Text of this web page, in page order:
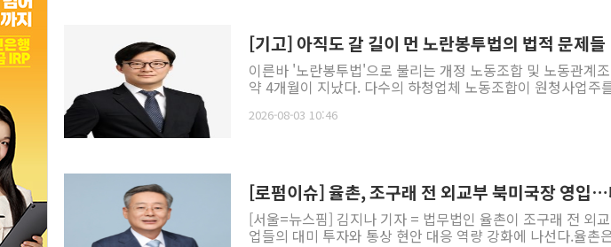
[기고] 아직도 갈 길이 먼 노란봉투법의 법적 문제들
이른바 '노란봉투법'으로 불리는 개정 노동조합 및 노동관계
약 4개월이 지났다. 다수의 하청업체 노동조합이 원청사업주
2026-08-03 10:46
[로펌이슈] 율촌, 조구래 전 외교부 북미국장 영입
[서울=뉴스핌] 김지나 기자 = 법무법인 율촌이 조구래 전 외
업들의 대미 투자와 통상 현안 대응 역량 강화에 나선다.율촌